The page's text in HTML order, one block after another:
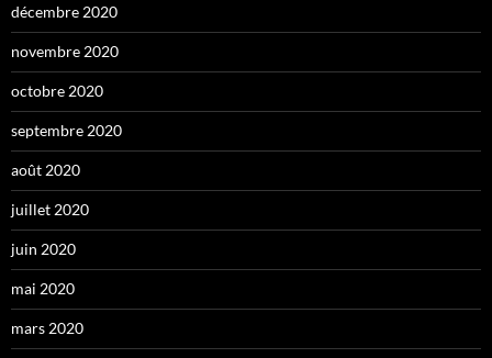
décembre 2020
novembre 2020
octobre 2020
septembre 2020
août 2020
juillet 2020
juin 2020
mai 2020
mars 2020